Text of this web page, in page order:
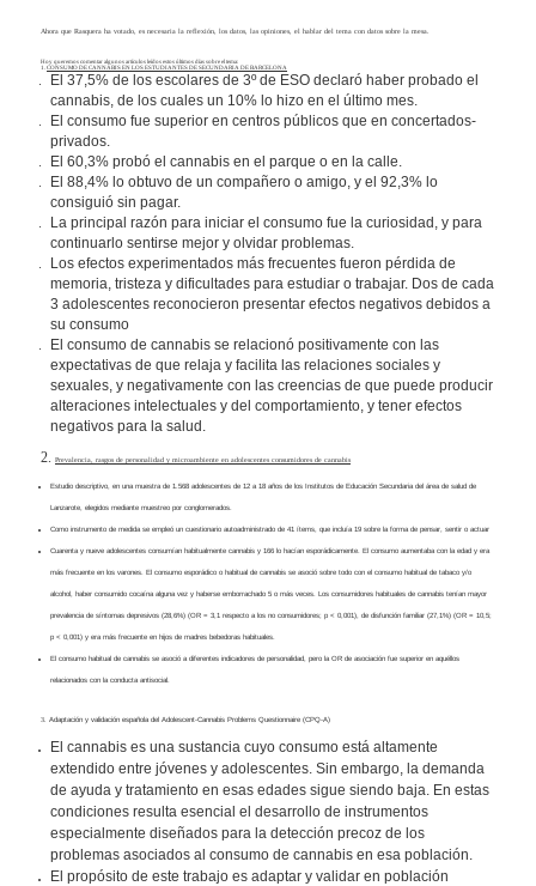
Ahora que Rasquera ha votado, es necesaria la reflexión, los datos, las opiniones, el hablar del tema con datos sobre la mesa.
Hoy queremos comentar algunos artículos leídos estos últimos días sobre el tema:
1.CONSUMO DE CANNABIS EN LOS ESTUDIANTES DE SECUNDARIA DE BARCELONA
El 37,5% de los escolares de 3º de ESO declaró haber probado el
cannabis, de los cuales un 10% lo hizo en el último mes.
El consumo fue superior en centros públicos que en concertados-
privados.
El 60,3% probó el cannabis en el parque o en la calle.
El 88,4% lo obtuvo de un compañero o amigo, y el 92,3% lo
consiguió sin pagar.
La principal razón para iniciar el consumo fue la curiosidad, y para
continuarlo sentirse mejor y olvidar problemas.
Los efectos experimentados más frecuentes fueron pérdida de
memoria, tristeza y dificultades para estudiar o trabajar. Dos de cada
3 adolescentes reconocieron presentar efectos negativos debidos a
su consumo
El consumo de cannabis se relacionó positivamente con las
expectativas de que relaja y facilita las relaciones sociales y
sexuales, y negativamente con las creencias de que puede producir
alteraciones intelectuales y del comportamiento, y tener efectos
negativos para la salud.
2.Prevalencia, rasgos de personalidad y microambiente en adolescentes consumidores de cannabis
Estudio descriptivo, en una muestra de 1.568 adolescentes de 12 a 18 años de los Institutos de Educación Secundaria del área de salud de
Lanzarote, elegidos mediante muestreo por conglomerados.
Como instrumento de medida se empleó un cuestionario autoadministrado de 41 ítems, que incluía 19 sobre la forma de pensar, sentir o actuar
Cuarenta y nueve adolescentes consumían habitualmente cannabis y 166 lo hacían esporádicamente. El consumo aumentaba con la edad y era
más frecuente en los varones. El consumo esporádico o habitual de cannabis se asoció sobre todo con el consumo habitual de tabaco y/o
alcohol, haber consumido cocaína alguna vez y haberse emborrachado 5 o más veces. Los consumidores habituales de cannabis tenían mayor
prevalencia de síntomas depresivos (28,6%) (OR = 3,1 respecto a los no consumidores; p < 0,001), de disfunción familiar (27,1%) (OR = 10,5;
p < 0,001) y era más frecuente en hijos de madres bebedoras habituales.
El consumo habitual de cannabis se asoció a diferentes indicadores de personalidad, pero la OR de asociación fue superior en aquéllos
relacionados con la conducta antisocial.
3.Adaptación y validación española del Adolescent-Cannabis Problems Questionnaire (CPQ-A)
El cannabis es una sustancia cuyo consumo está altamente
extendido entre jóvenes y adolescentes. Sin embargo, la demanda
de ayuda y tratamiento en esas edades sigue siendo baja. En estas
condiciones resulta esencial el desarrollo de instrumentos
especialmente diseñados para la detección precoz de los
problemas asociados al consumo de cannabis en esa población.
El propósito de este trabajo es adaptar y validar en población